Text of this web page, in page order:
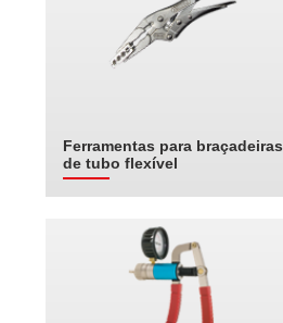
Ferramentas para braçadeiras
de tubo flexível